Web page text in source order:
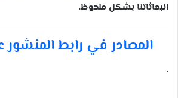
انبعاثاتنا بشكل ملحوظ.
المصادر في رابط
.